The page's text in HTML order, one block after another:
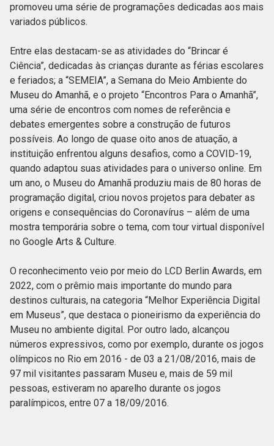
promoveu uma série de programações dedicadas aos mais
variados públicos.
Entre elas destacam-se as atividades do “Brincar é
Ciência”, dedicadas às crianças durante as férias escolares
e feriados; a “SEMEIA”, a Semana do Meio Ambiente do
Museu do Amanhã, e o projeto “Encontros Para o Amanhã”,
uma série de encontros com nomes de referência e
debates emergentes sobre a construção de futuros
possíveis. Ao longo de quase oito anos de atuação, a
instituição enfrentou alguns desafios, como a COVID-19,
quando adaptou suas atividades para o universo online. Em
um ano, o Museu do Amanhã produziu mais de 80 horas de
programação digital, criou novos projetos para debater as
origens e consequências do Coronavírus – além de uma
mostra temporária sobre o tema, com tour virtual disponível
no Google Arts & Culture.
O reconhecimento veio por meio do LCD Berlin Awards, em
2022, com o prêmio mais importante do mundo para
destinos culturais, na categoria “Melhor Experiência Digital
em Museus”, que destaca o pioneirismo da experiência do
Museu no ambiente digital. Por outro lado, alcançou
números expressivos, como por exemplo, durante os jogos
olímpicos no Rio em 2016 - de 03 a 21/08/2016, mais de
97 mil visitantes passaram Museu e, mais de 59 mil
pessoas, estiveram no aparelho durante os jogos
paralímpicos, entre 07 a 18/09/2016.